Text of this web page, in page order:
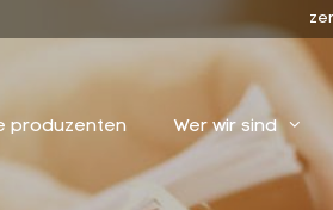
produzenten Wer wir sind